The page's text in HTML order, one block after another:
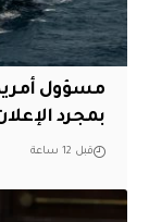
مسؤول
بمجرد
قبل 12 ساعة